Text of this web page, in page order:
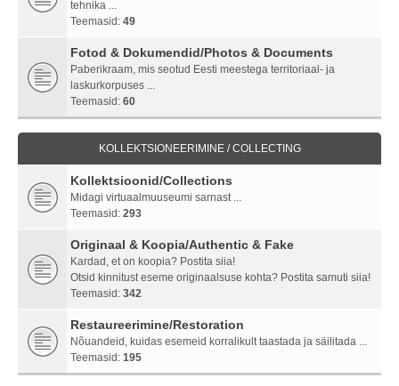
tehnika ...
Teemasid: 49
Fotod & Dokumendid/Photos & Documents
Paberikraam, mis seotud Eesti meestega territoriaal- ja
laskurkorpuses ...
Teemasid: 60
KOLLEKTSIONEERIMINE / COLLECTING
Kollektsioonid/Collections
Midagi virtuaalmuuseumi sarnast ...
Teemasid: 293
Originaal & Koopia/Authentic & Fake
Kardad, et on koopia? Postita siia!
Otsid kinnitust eseme originaalsuse kohta? Postita samuti siia!
Teemasid: 342
Restaureerimine/Restoration
Nõuandeid, kuidas esemeid korralikult taastada ja säilitada ...
Teemasid: 195